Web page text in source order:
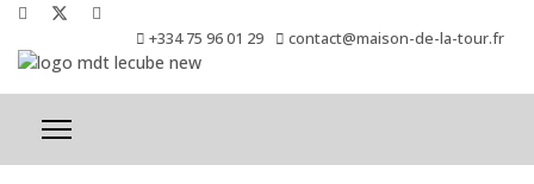
+334 75 96 01 29 contact@maison-de-la-tour.fr